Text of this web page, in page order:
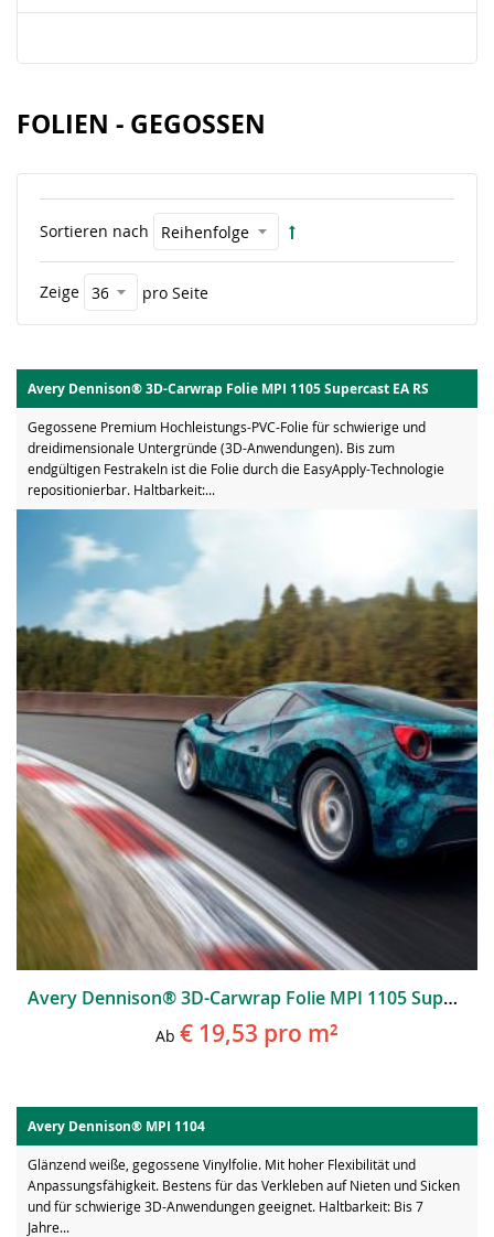
FOLIEN - GEGOSSEN
Sortieren nach
Zeige pro Seite
Avery Dennison® 3D-Carwrap Folie MPI 1105 Supercast EA RS
Gegossene Premium Hochleistungs-PVC-Folie für schwierige und
dreidimensionale Untergründe (3D-Anwendungen). Bis zum
endgültigen Festrakeln ist die Folie durch die EasyApply-Technologie
repositionierbar. Haltbarkeit:...
Avery Dennison® 3D-Carwrap Folie MPI 1105 Supercast EA RS
Ab € 19,53 pro m²
Avery Dennison® MPI 1104
Glänzend weiße, gegossene Vinylfolie. Mit hoher Flexibilität und
Anpassungsfähigkeit. Bestens für das Verkleben auf Nieten und Sicken
und für schwierige 3D-Anwendungen geeignet. Haltbarkeit: Bis 7
Jahre...